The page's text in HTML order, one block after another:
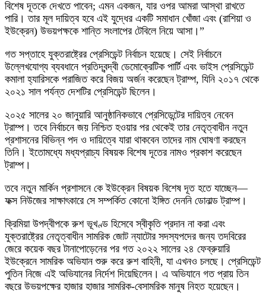
বিশেষ দূতকে দেখতে পাবেন; এমন একজন, যার ওপর আমরা আস্থা রাখতে
পারি। তার মূল দায়িত্ব হবে এই যুদ্ধের একটি সমাধান খোঁজা এবং (রাশিয়া ও
ইউক্রেন) উভয়পক্ষকে শান্তি সংলাপের টেবিলে নিয়ে আসা।”
গত সপ্তাহে যুক্তরাষ্ট্রের প্রেসিডেন্ট নির্বাচন হয়েছে। সেই নির্বাচনে
উল্লেখযোগ্য ব্যবধানে প্রতিদ্বন্দ্বী ডেমোক্রেটিক পার্টি এবং ভাইস প্রেসিডেন্ট
কমালা হ্যারিসকে পরাজিত করে বিজয় অর্জন করেছেন ট্রাম্প, যিনি ২০১৭ থেকে
২০২১ সাল পর্যন্ত দেশটির প্রেসিডেন্ট ছিলেন।
২০২৫ সালের ২০ জানুয়ারি আনুষ্ঠানিকভাবে প্রেসিডেন্টের দায়িত্ব নেবেন
ট্রাম্প। তবে নির্বাচনে জয় নিশ্চিত হওয়ার পর থেকেই তার নেতৃত্বাধীন নতুন
প্রশাসনের বিভিন্ন পদ ও দায়িত্বে যারা থাকবেন তাদের নাম ঘোষণা করছেন
তিনি। ইতোমধ্যে মধ্যপ্রাচ্য বিষয়ক বিশেষ দূতের নামও প্রকাশ করেছেন
ট্রাম্প।
তবে নতুন মার্কিন প্রশাসনে কে ইউক্রেন বিষয়ক বিশেষ দূত হতে যাচ্ছেন—
ফক্স নিউজের সাক্ষাৎকারে সে সম্পর্কিত কোনো ইঙ্গিত দেননি ডোনাল্ড ট্রাম্প।
ক্রিমিয়া উপদ্বীপকে রুশ ভূখণ্ড হিসেবে স্বীকৃতি প্রদান না করা এবং
যুক্তরাষ্ট্রের নেতৃত্বাধীন সামরিক জোট ন্যাটোর সদস্যপদের জন্য তদবিরের
জেরে কয়েক বছর টানাপোড়েনের পর গত ২০২২ সালের ২৪ ফেব্রুয়ারি
ইউক্রেনে সামরিক অভিযান শুরু করে রুশ বাহিনী, যা এখনও চলছে। প্রেসিডেন্ট
পুতিন নিজে এই অভিযানের নির্দেশ দিয়েছিলেন। এ অভিযানে গত প্রায় তিন
বছরে উভয়পক্ষের হাজার হাজার সামরিক-বেসামরিক মানুষ নিহত হয়েছেন।